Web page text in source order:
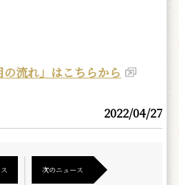
の流れ」はこちらから
2022/04/27
次のニュース